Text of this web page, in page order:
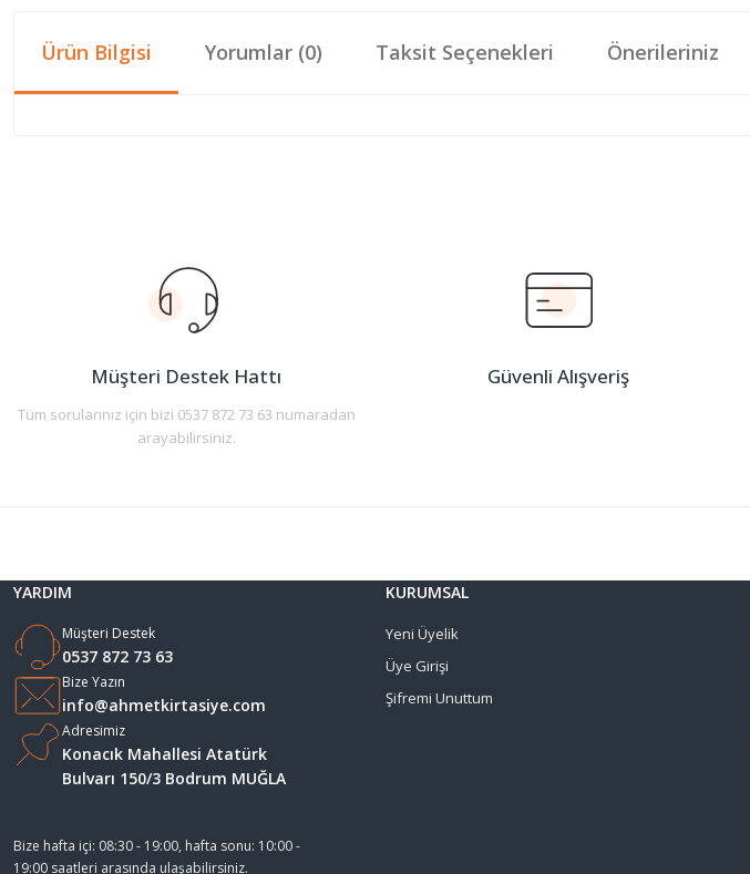
Ürün Bilgisi Yorumlar (0) Taksit Seçenekleri Önerileriniz
Ürün açıklamasında eksik bilgiler bulunuyor.
Ürün bilgilerinde hatalar bulunuyor.
Bu ürüne benzer farklı alternatifler olmalı.
Müşteri Destek Hattı
Tüm sorularınız için bizi 0537 872 73 63 numaradan
arayabilirsiniz.
Güvenli Alışveriş
YARDIM
Müşteri Destek
0537 872 73 63
Bize Yazın
info@ahmetkirtasiye.com
Adresimiz
Konacık Mahallesi Atatürk
Bulvarı 150/3 Bodrum MUĞLA
Bize hafta içi: 08:30 - 19:00, hafta sonu: 10:00 -
19:00 saatleri arasında ulaşabilirsiniz.
KURUMSAL
Yeni Üyelik
Üye Girişi
Şifremi Unuttum